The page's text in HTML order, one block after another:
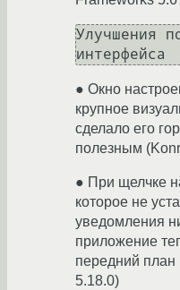
Улучшения
● Окно
крупное
сделало его
полезным
● При щелчке
которое не
уведомления
приложение
передний
5.18.0)